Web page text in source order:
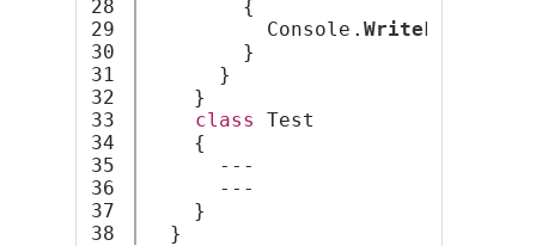
28
29
30
31
32
33
34
35
36
37
{
Console. WriteLine
}
}
}
class
Test
{
---
---
}
}